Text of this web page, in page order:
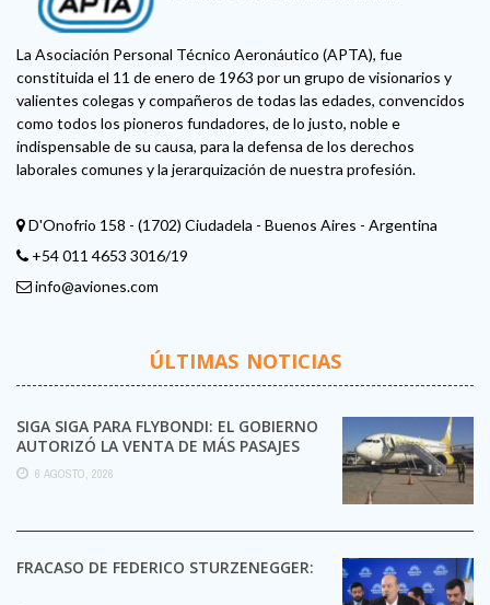
La Asociación Personal Técnico Aeronáutico (APTA), fue
constituida el 11 de enero de 1963 por un grupo de visionarios y
valientes colegas y compañeros de todas las edades, convencidos
como todos los pioneros fundadores, de lo justo, noble e
indispensable de su causa, para la defensa de los derechos
laborales comunes y la jerarquización de nuestra profesión.
D'Onofrio 158 - (1702) Ciudadela - Buenos Aires - Argentina
+54 011 4653 3016/19
info@aviones.com
ÚLTIMAS NOTICIAS
SIGA SIGA PARA FLYBONDI: EL GOBIERNO
AUTORIZÓ LA VENTA DE MÁS PASAJES
6 AGOSTO, 2026
FRACASO DE FEDERICO STURZENEGGER: